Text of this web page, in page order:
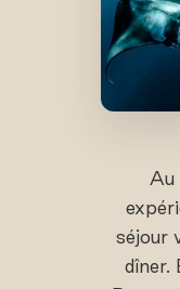
Au
séjour
dîner.